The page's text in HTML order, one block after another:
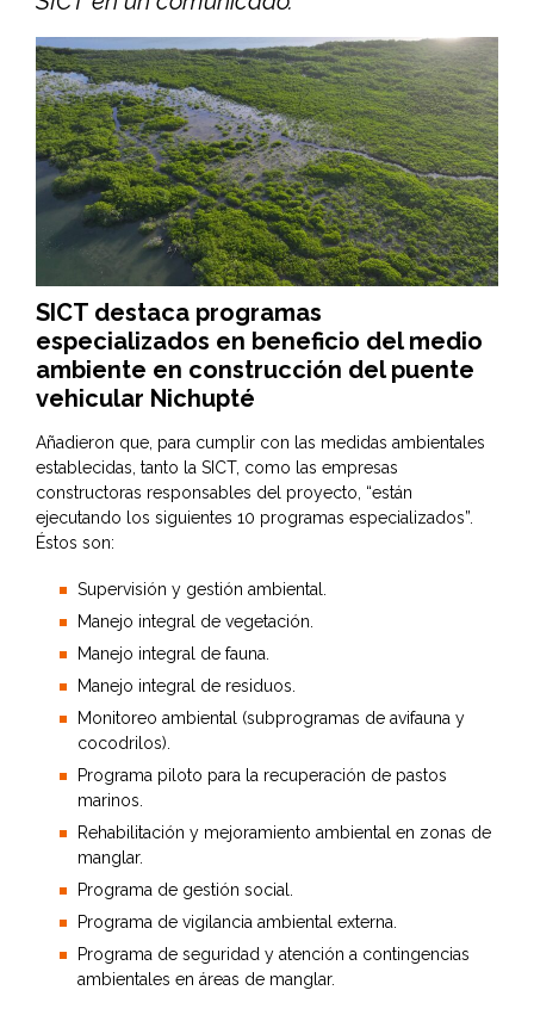
SICT destaca programas
especializados en beneficio del medio
ambiente en construcción del puente
vehicular Nichupté
Añadieron que, para cumplir con las medidas ambientales
establecidas, tanto la SICT, como las empresas
constructoras responsables del proyecto, “están
ejecutando los siguientes 10 programas especializados”.
Éstos son:
Supervisión y gestión ambiental.
Manejo integral de vegetación.
Manejo integral de fauna.
Manejo integral de residuos.
Monitoreo ambiental (subprogramas de avifauna y
cocodrilos).
Programa piloto para la recuperación de pastos
marinos.
Rehabilitación y mejoramiento ambiental en zonas de
manglar.
Programa de gestión social.
Programa de vigilancia ambiental externa.
Programa de seguridad y atención a contingencias
ambientales en áreas de manglar.